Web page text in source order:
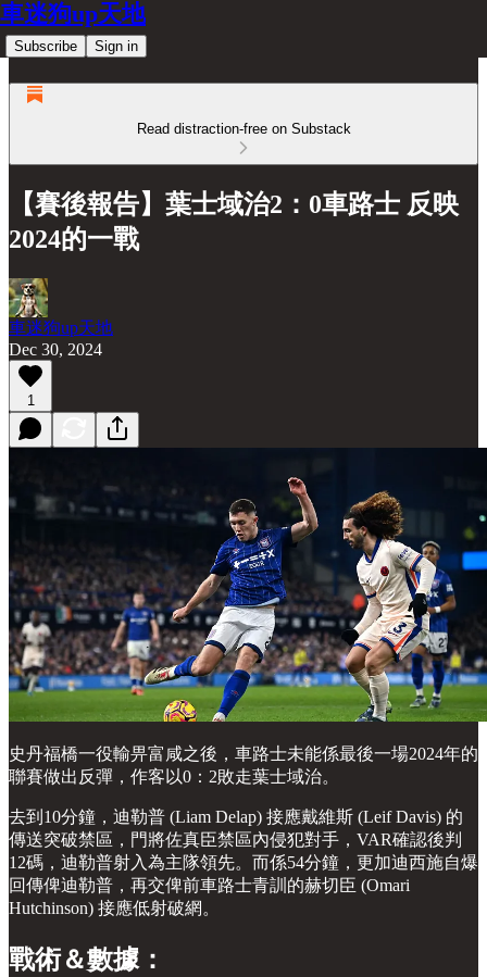
車迷狗up天地
Subscribe Sign in
Read distraction-free on Substack
【賽後報告】葉士域治2：0車路士 反映
2024的一戰
車迷狗up天地
Dec 30, 2024
1
史丹福橋一役輸畀富咸之後，車路士未能係最後一場2024年的
聯賽做出反彈，作客以0：2敗走葉士域治。
去到10分鐘，迪勒普 (Liam Delap) 接應戴維斯 (Leif Davis) 的
傳送突破禁區，門將佐真臣禁區內侵犯對手，VAR確認後判
12碼，迪勒普射入為主隊領先。而係54分鐘，更加迪西施自爆
回傳俾迪勒普，再交俾前車路士青訓的赫切臣 (Omari
Hutchinson) 接應低射破網。
戰術＆數據：